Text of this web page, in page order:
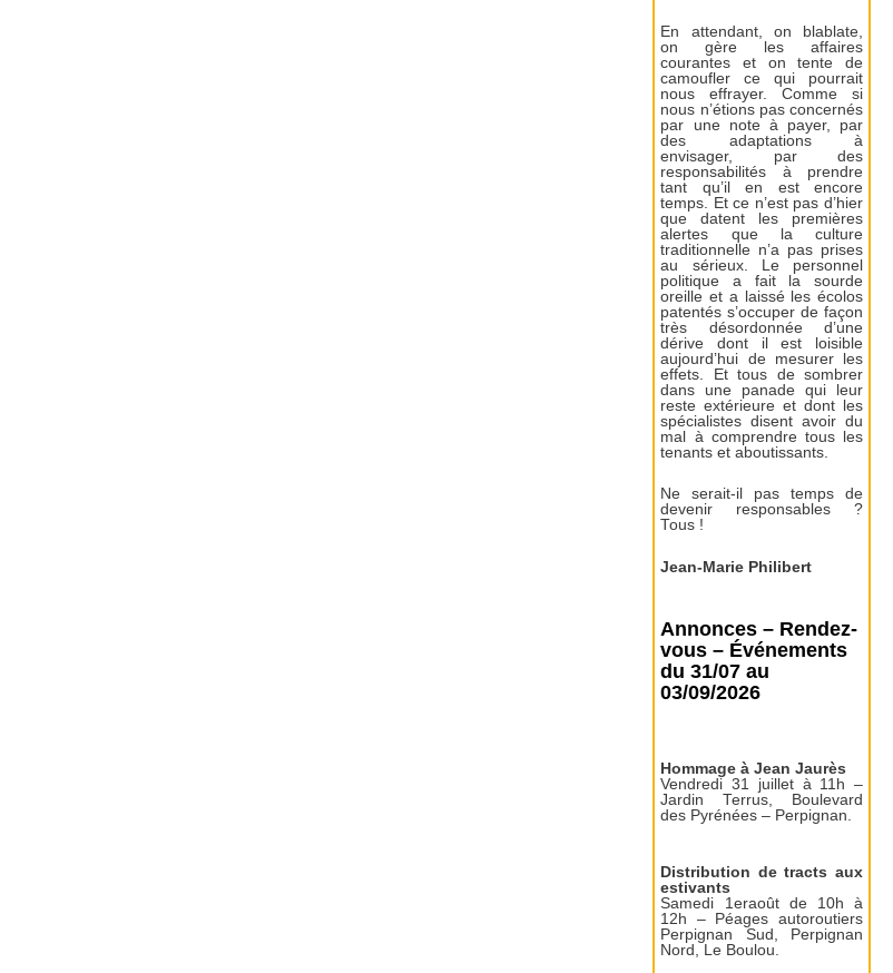
En attendant, on blablate,
on gère les affaires
courantes et on tente de
camoufler ce qui pourrait
nous effrayer. Comme si
nous n’étions pas concernés
par une note à payer, par
des adaptations à
envisager, par des
responsabilités à prendre
tant qu’il en est encore
temps. Et ce n’est pas d’hier
que datent les premières
alertes que la culture
traditionnelle n’a pas prises
au sérieux. Le personnel
politique a fait la sourde
oreille et a laissé les écolos
patentés s’occuper de façon
très désordonnée d’une
dérive dont il est loisible
aujourd’hui de mesurer les
effets. Et tous de sombrer
dans une panade qui leur
reste extérieure et dont les
spécialistes disent avoir du
mal à comprendre tous les
tenants et aboutissants.
Ne serait-il pas temps de
devenir responsables ?
Tous !
Jean-Marie Philibert
Annonces – Rendez-
vous – Événements
du 31/07 au
03/09/2026
Hommage à Jean Jaurès
Vendredi 31 juillet à 11h –
Jardin Terrus, Boulevard
des Pyrénées – Perpignan.
Distribution de tracts aux
estivants
Samedi 1eraoût de 10h à
12h – Péages autoroutiers
Perpignan Sud, Perpignan
Nord, Le Boulou.